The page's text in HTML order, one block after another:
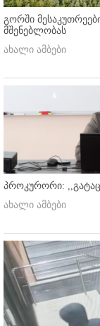
გორში
მშენებლობას
ახალი ამბები
პროკურორი:
ახალი ამბები